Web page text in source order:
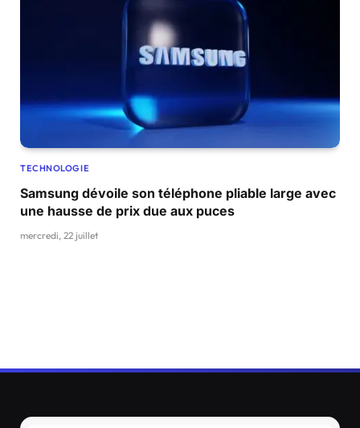
TECHNOLOGIE
Samsung dévoile son téléphone pliable large avec
une hausse de prix due aux puces
mercredi, 22 juillet